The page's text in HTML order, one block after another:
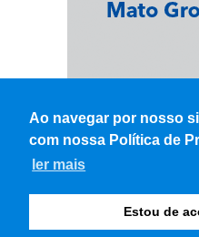
Ao navegar por nosso
com nossa Política de
ler mais
Estou de
© Copyright 2026 - WK